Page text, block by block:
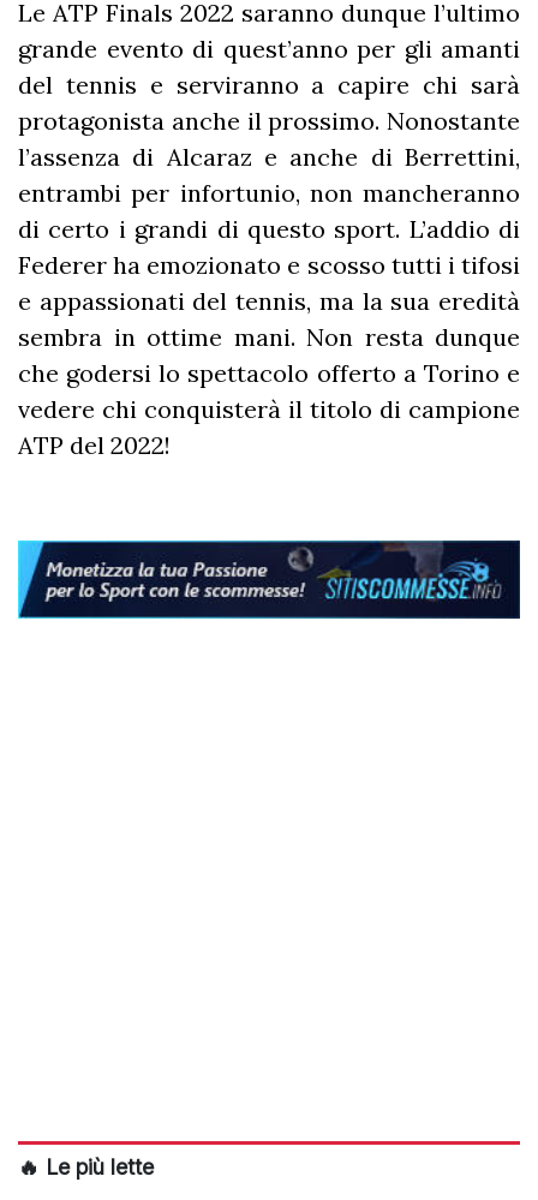
Le ATP Finals 2022 saranno dunque l’ultimo
grande evento di quest’anno per gli amanti
del tennis e serviranno a capire chi sarà
protagonista anche il prossimo. Nonostante
l’assenza di Alcaraz e anche di Berrettini,
entrambi per infortunio, non mancheranno
di certo i grandi di questo sport. L’addio di
Federer ha emozionato e scosso tutti i tifosi
e appassionati del tennis, ma la sua eredità
sembra in ottime mani. Non resta dunque
che godersi lo spettacolo offerto a Torino e
vedere chi conquisterà il titolo di campione
ATP del 2022!
🔥 Le più lette